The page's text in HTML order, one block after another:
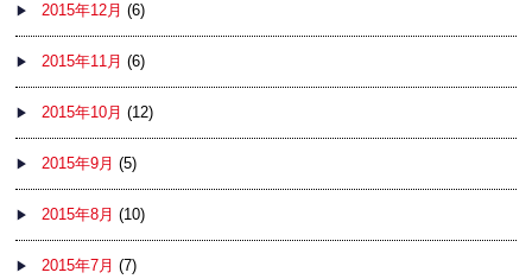
2015年12月 (6)
2015年11月 (6)
2015年10月 (12)
2015年9月 (5)
2015年8月 (10)
2015年7月 (7)